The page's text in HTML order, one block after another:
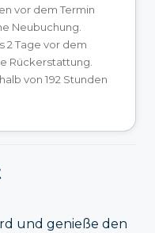
vor dem Termin
Neubuchung.
2 Tage vor dem
Rückerstattung.
von 192 Stunden
und genieße den